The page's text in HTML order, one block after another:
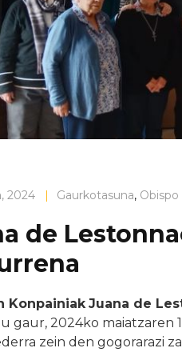
2024 | Gaurkotasuna,
de
Konpainiak Juana de
gaur, 2024ko maiatzaren
zein den gogorarazi